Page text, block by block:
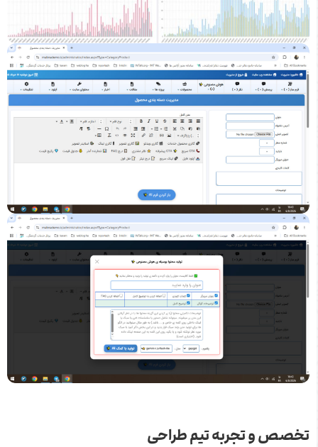
تخصص و تجربه تیم طراحی